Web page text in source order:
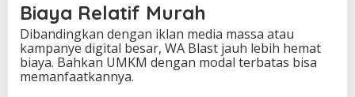
Biaya Relatif Murah
Dibandingkan dengan iklan media massa atau
kampanye digital besar, WA Blast jauh lebih hemat
biaya. Bahkan UMKM dengan modal terbatas bisa
memanfaatkannya.